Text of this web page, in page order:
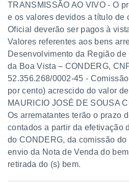
TRANSMISSÃO AO VIVO - O
e os valores devidos a título de
Oficial deverão ser pagos à
Valores referentes aos bens
Desenvolvimento da Região
da Boa Vista – CONDERG,
52.356.268/0002-45 -
por cento) acrescido do valor
MAURICIO JOSÉ DE SOUSA
Os arrematantes terão o prazo
contados a partir da efetivação
do CONDERG, da comissão
envio da Nota de Venda do
retirada do (s) bem.